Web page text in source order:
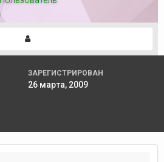
ЗАРЕГИСТРИРОВАН
26 марта, 2009